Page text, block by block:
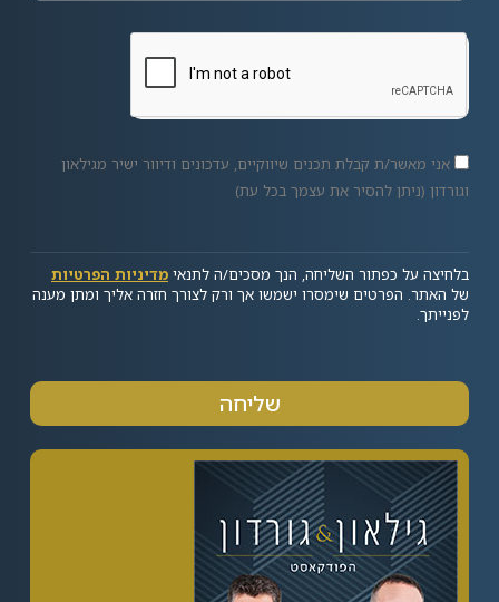
אני מאשר/ת קבלת תכנים שיווקיים, עדכונים ודיוור ישיר מגילאון
וגורדון (ניתן להסיר את עצמך בכל עת)
בלחיצה על כפתור השליחה, הנך מסכים/ה לתנאי מדיניות הפרטיות
של האתר. הפרטים שימסרו ישמשו אך ורק לצורך חזרה אליך ומתן מענה
לפנייתך.
שליחה